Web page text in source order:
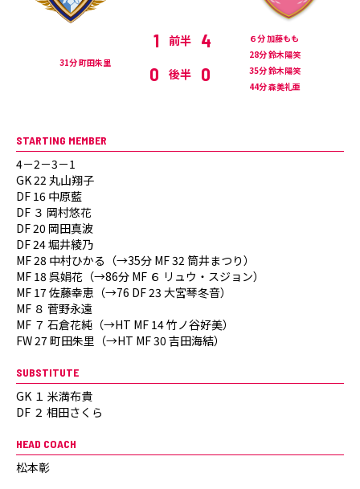
31分 町田朱里
1 前半 4
６分 加藤もも
28分 鈴木陽笑
35分 鈴木陽笑
44分 森美礼亜
0 後半 0
STARTING MEMBER
4－2－3－1
GK 22 丸山翔子
DF 16 中原藍
DF ３ 岡村悠花
DF 20 岡田真波
DF 24 堀井綾乃
MF 28 中村ひかる（→35分 MF 32 筒井まつり）
MF 18 呉娟花（→86分 MF ６ リュウ・スジョン）
MF 17 佐藤幸恵（→76 DF 23 大宮琴冬音）
MF ８ 菅野永遠
MF ７ 石倉花純（→HT MF 14 竹ノ谷好美）
FW 27 町田朱里（→HT MF 30 吉田海結）
SUBSTITUTE
GK １ 米満布貴
DF ２ 相田さくら
HEAD COACH
松本彰